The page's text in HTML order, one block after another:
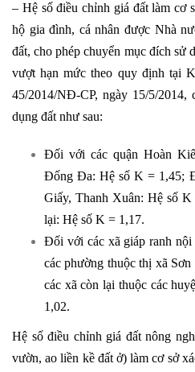
– Hệ số điều chỉnh giá đất làm cơ
hộ gia đình, cá nhân được Nhà
đất, cho phép chuyển mục đích sử
vượt hạn mức theo quy định tại
45/2014/NĐ-CP, ngày 15/5/
dụng đất như sau:
Đối với các quận Hoàn
Đống Đa: Hệ số K = 1,45;
Giấy, Thanh Xuân: Hệ số
lại: Hệ số K = 1,17.
Đối với các xã giáp ranh nội
các phường thuộc thị xã
các xã còn lại thuộc các
1,02.
Hệ số điều chỉnh giá đất nông
vườn, ao liền kề đất ở) làm cơ sở